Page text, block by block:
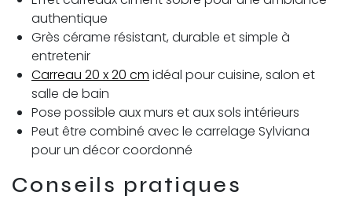
authentique
Grès cérame résistant, durable et simple à
entretenir
Carreau 20 x 20 cm idéal pour cuisine, salon et
salle de bain
Pose possible aux murs et aux sols intérieurs
Peut être combiné avec le carrelage Sylviana
pour un décor coordonné
Conseils pratiques